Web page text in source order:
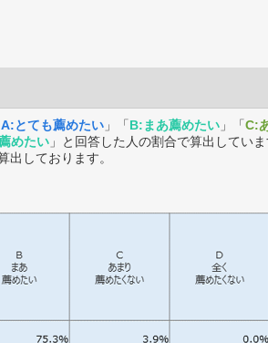
A:とても薦めたい 」「B:まあ薦めたい 」「C:
めたい 」と回答した人の割合で算出していま
しております。